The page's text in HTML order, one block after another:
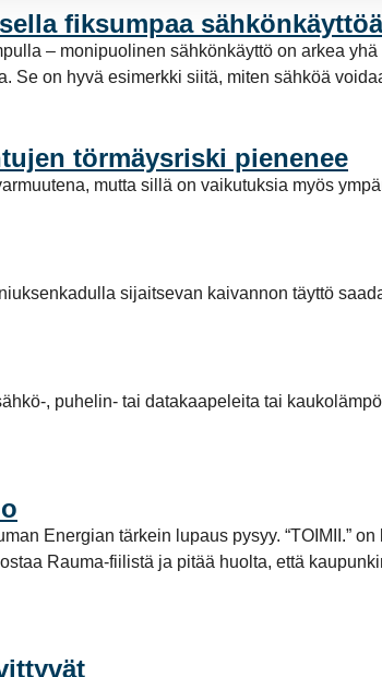
fiksumpaa sähkönkäyttöä
– monipuolinen sähkönkäyttö on arkea
Se on hyvä esimerkki siitä, miten sähköä
törmäysriski pienenee
mutta sillä on vaikutuksia myös
sijaitsevan kaivannon täyttö
, puhelin- tai datakaapeleita tai
Energian tärkein lupaus pysyy. “TOIMII.”
Rauma-fiilistä ja pitää huolta, että